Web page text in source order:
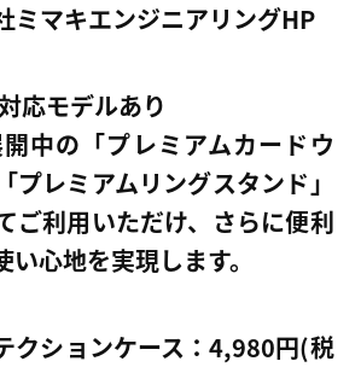
ミマキエンジニアリングHP
応モデルあり
中の「プレミアムカードウ
プレミアムリングスタンド」
ご利用いただけ、さらに便利
心地を実現します。
クションケース：4,980円(税